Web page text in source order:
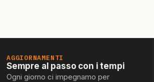
AGGIORNAMENTI
Sempre al passo con i tempi
Ogni giorno ci impegnamo per